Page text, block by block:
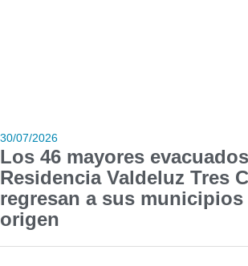
30/07/2026
Los 46 mayores
Residencia Valdeluz Tres
regresan a sus municipios
origen